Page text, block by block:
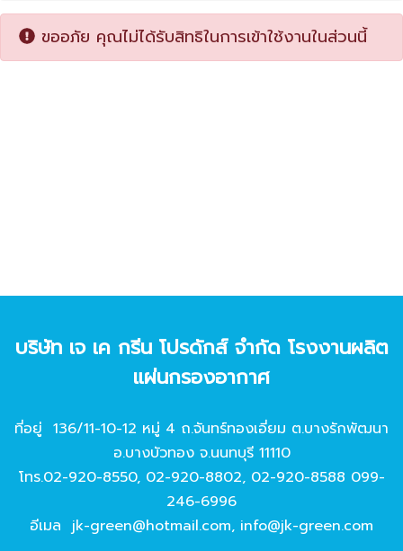
ขออภัย คุณไม่ได้รับสิทธิในการเข้าใช้งานในส่วนนี้
บริษัท เจ เค กรีน โปรดักส์ จํากัด โรงงานผลิต
แผ่นกรองอากาศ
ที่อยู่ 136/11-10-12 หมู่ 4 ถ.จันทร์ทองเอี่ยม ต.บางรักพัฒนา
อ.บางบัวทอง จ.นนทบุรี 11110
โทร.02-920-8550, 02-920-8802, 02-920-8588 099-
246-6996
อีเมล jk-green@hotmail.com, info@jk-green.com